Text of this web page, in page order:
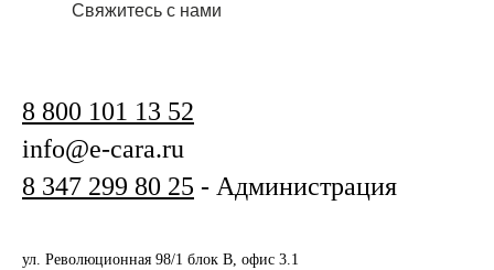
Свяжитесь с нами
8 800 101 13 52
info@e-cara.ru
8 347 299 80 25 - Администрация
ул. Революционная 98/1 блок В, офис 3.1